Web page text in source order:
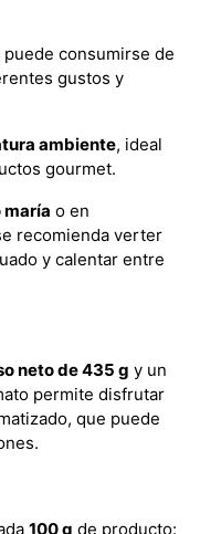
puede consumirse de
gustos y
ambiente, ideal
gourmet.
maría o en
recomienda verter
y calentar entre
neto de 435 g y un
permite disfrutar
que puede
100 g de producto: